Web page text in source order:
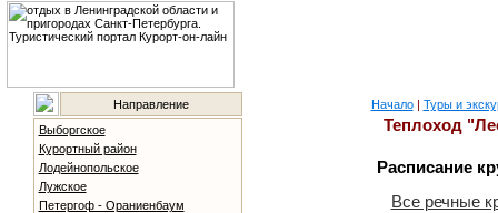
Направление
Выборгское
Курортный район
Лодейнопольское
Лужское
Петергоф - Ораниенбаум
Начало| Туры и
Теплоход
Расписание
Все речные